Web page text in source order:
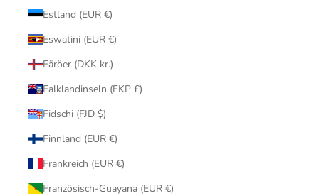
Estland (EUR €)
Eswatini (EUR €)
Färöer (DKK kr.)
Falklandinseln (FKP £)
Fidschi (FJD $)
Finnland (EUR €)
Frankreich (EUR €)
Französisch-Guayana (EUR €)